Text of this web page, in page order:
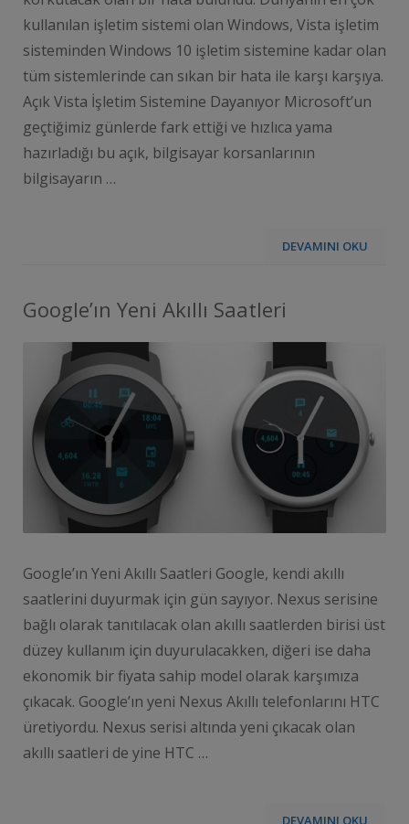
kullanılan işletim sistemi olan Windows, Vista işletim
sisteminden Windows 10 işletim sistemine kadar olan
tüm sistemlerinde can sıkan bir hata ile karşı karşıya.
Açık Vista İşletim Sistemine Dayanıyor Microsoft’un
geçtiğimiz günlerde fark ettiği ve hızlıca yama
hazırladığı bu açık, bilgisayar korsanlarının
bilgisayarın …
DEVAMINI OKU
Google’ın Yeni Akıllı Saatleri
Google’ın Yeni Akıllı Saatleri Google, kendi akıllı
saatlerini duyurmak için gün sayıyor. Nexus serisine
bağlı olarak tanıtılacak olan akıllı saatlerden birisi üst
düzey kullanım için duyurulacakken, diğeri ise daha
ekonomik bir fiyata sahip model olarak karşımıza
çıkacak. Google’ın yeni Nexus Akıllı telefonlarını HTC
üretiyordu. Nexus serisi altında yeni çıkacak olan
akıllı saatleri de yine HTC …
DEVAMINI OKU